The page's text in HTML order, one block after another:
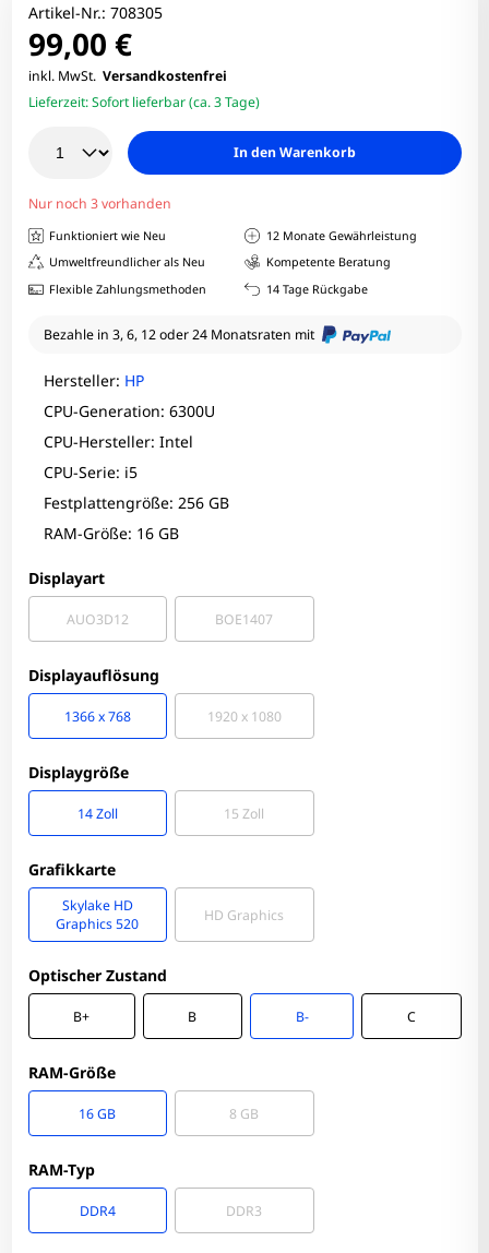
Artikel-Nr.: 708305
99,00 €
inkl. MwSt. Versandkostenfrei
Lieferzeit:Sofort lieferbar (ca. 3 Tage)
In den Warenkorb
Nur noch 3 vorhanden
Funktioniert wie Neu
12 Monate Gewährleistung
Umweltfreundlicher als Neu
Kompetente Beratung
Flexible Zahlungsmethoden
14 Tage Rückgabe
Bezahle in 3, 6, 12 oder 24 Monatsraten mit
Hersteller: HP
CPU-Generation: 6300U
CPU-Hersteller: Intel
CPU-Serie: i5
Festplattengröße: 256 GB
RAM-Größe: 16 GB
Displayart
AUO3D12 BOE1407
Displayauflösung
1366 x 768 1920 x 1080
Displaygröße
14 Zoll 15 Zoll
Grafikkarte
Skylake HD
Graphics 520
HD Graphics
Optischer Zustand
B+ B B- C
RAM-Größe
16 GB 8 GB
RAM-Typ
DDR4 DDR3